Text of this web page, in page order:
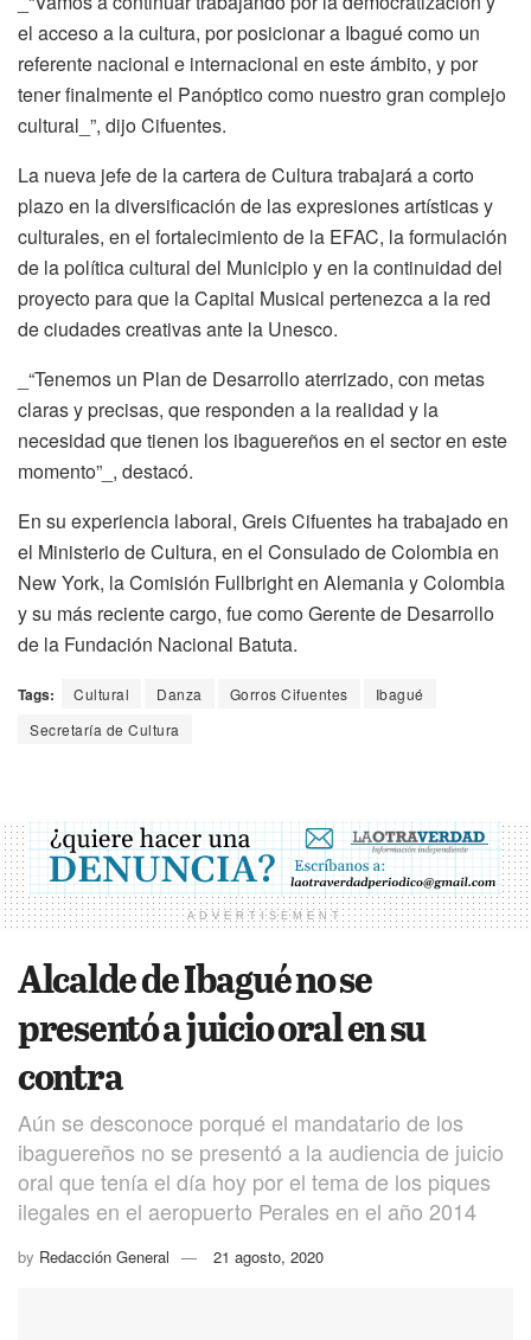
el acceso a la cultura, por posicionar a Ibagué como un
referente nacional e internacional en este ámbito, y por
tener finalmente el Panóptico como nuestro gran complejo
cultural_”, dijo Cifuentes.
La nueva jefe de la cartera de Cultura trabajará a corto
plazo en la diversificación de las expresiones artísticas y
culturales, en el fortalecimiento de la EFAC, la formulación
de la política cultural del Municipio y en la continuidad del
proyecto para que la Capital Musical pertenezca a la red
de ciudades creativas ante la Unesco.
_“Tenemos un Plan de Desarrollo aterrizado, con metas
claras y precisas, que responden a la realidad y la
necesidad que tienen los ibaguereños en el sector en este
momento”_, destacó.
En su experiencia laboral, Greis Cifuentes ha trabajado en
el Ministerio de Cultura, en el Consulado de Colombia en
New York, la Comisión Fullbright en Alemania y Colombia
y su más reciente cargo, fue como Gerente de Desarrollo
de la Fundación Nacional Batuta.
Tags: Cultural Danza Gorros Cifuentes
Ibagué
Secretaría de Cultura
ADVERTISEMENT
Alcalde de Ibagué no se
presentó a juicio oral en su
contra
Aún se desconoce porqué el mandatario de los
ibaguereños no se presentó a la audiencia de juicio
oral que tenía el día hoy por el tema de los piques
ilegales en el aeropuerto Perales en el año 2014
by Redacción General 21 agosto, 2020